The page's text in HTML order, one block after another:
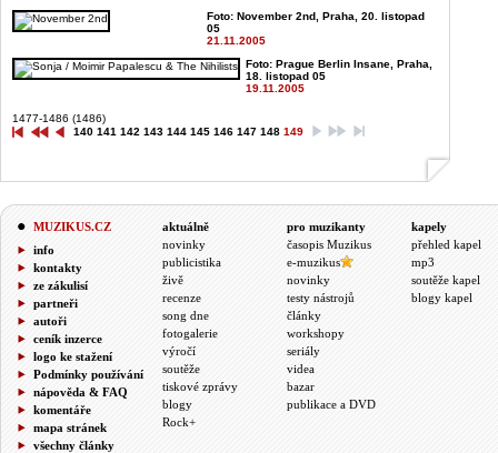
Foto: November 2nd, Praha, 20. listopad
05
21.11.2005
Foto: Prague Berlin Insane, Praha,
18. listopad 05
19.11.2005
1477-1486 (1486)
140 141 142 143 144 145 146 147 148 149
MUZIKUS.CZ
info
kontakty
ze zákulisí
partneři
autoři
ceník inzerce
logo ke stažení
Podmínky používání
nápověda & FAQ
komentáře
mapa stránek
všechny články
aktuálně
novinky
publicistika
živě
recenze
song dne
fotogalerie
výročí
soutěže
tiskové zprávy
blogy
Rock+
pro muzikanty
časopis Muzikus
e-muzikus
novinky
testy nástrojů
články
workshopy
seriály
videa
bazar
publikace a DVD
kapely
přehled kapel
mp3
soutěže kapel
blogy kapel